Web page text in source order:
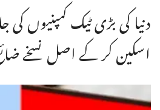
دنیا کی بڑی ٹیک کمپنیوں
اسکین کر کے اصل نسخے